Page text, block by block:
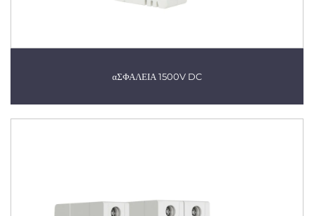
αΣΦΑΛΕΙΑ 1500V DC